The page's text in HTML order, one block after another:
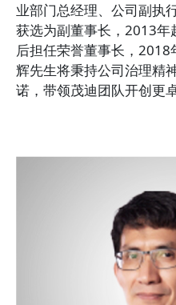
业部门总经理、公司副执
获选为副董事长，2013
后担任荣誉董事长，
辉先生将秉持公司治理精
诺，带领茂迪团队开创更